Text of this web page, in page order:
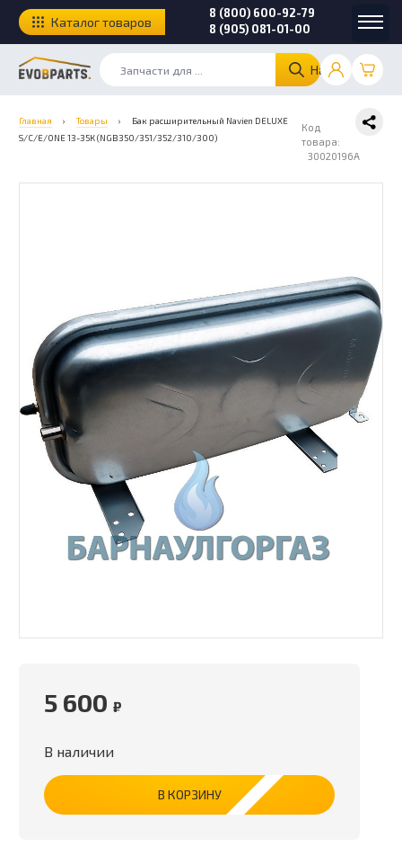
Найти
8 (800) 600-92-79
8 (905) 081-01-00
Каталог товаров
Главная › Товары ›
Бак расширительный Navien DELUXE
S/C/E/ONE 13-35К (NGB350/351/352/310/300)
Код
товара:
30020196A
5 600 ₽
В наличии
В КОРЗИНУ